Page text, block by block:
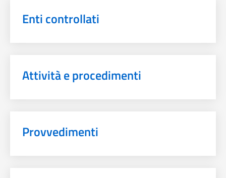
Enti controllati
Attività e procedimenti
Provvedimenti